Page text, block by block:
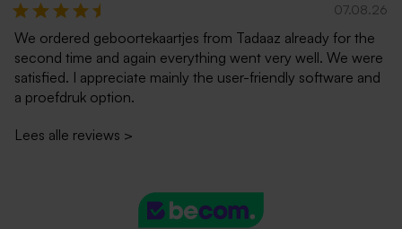
07.08.26
We ordered geboortekaartjes from Tadaaz already for the
second time and again everything went very well. We were
satisfied. I appreciate mainly the user-friendly software and
a proefdruk option.
Lees alle reviews >